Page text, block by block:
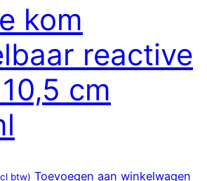
kom
reactive
cm
btw) Toevoegen aan winkelwagen